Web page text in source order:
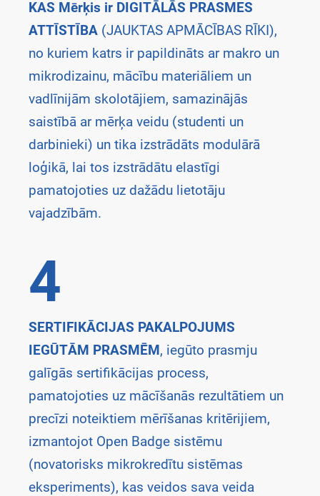
KAS Mērķis ir DIGITĀLĀS PRASMES
ATTĪSTĪBA (JAUKTAS APMĀCĪBAS RĪKI),
no kuriem katrs ir papildināts ar makro un
mikrodizainu, mācību materiāliem un
vadlīnijām skolotājiem, samazinājās
saistībā ar mērķa veidu (studenti un
darbinieki) un tika izstrādāts modulārā
loģikā, lai tos izstrādātu elastīgi
pamatojoties uz dažādu lietotāju
vajadzībām.
4
SERTIFIKĀCIJAS PAKALPOJUMS
IEGŪTĀM PRASMĒM, iegūto prasmju
galīgās sertifikācijas process,
pamatojoties uz mācīšanās rezultātiem un
precīzi noteiktiem mērīšanas kritērijiem,
izmantojot Open Badge sistēmu
(novatorisks mikrokredītu sistēmas
eksperiments), kas veidos sava veida